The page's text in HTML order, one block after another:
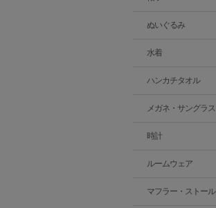
ぬいぐるみ
水着
ハンカチタオル
メガネ・サングラス
時計
ルームウェア
マフラー・ストール